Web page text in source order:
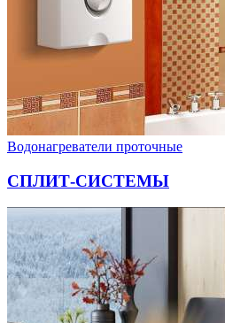
Водонагреватели проточные
СПЛИТ-СИСТЕМЫ